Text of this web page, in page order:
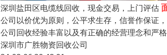
深圳盐田区电缆线回收，现金交易，上门评估
公司以价优为原则，公平求生存，信誉作保证
公司回收经验丰富以及有正确的经营理念和严
深圳市广胜物资回收公司